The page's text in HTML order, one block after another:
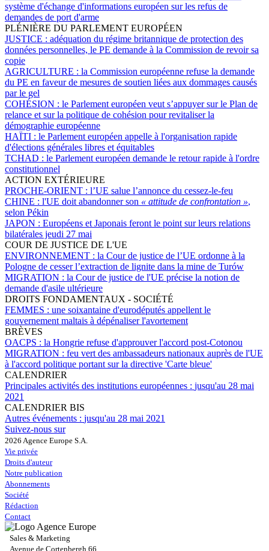
système d'échange d'informations européen sur les refus de
demandes de port d'arme
PLÉNIÈRE DU PARLEMENT EUROPÉEN
JUSTICE : adéquation du régime britannique de protection des
données personnelles, le PE demande à la Commission de revoir sa
copie
AGRICULTURE : la Commission européenne refuse la demande
du PE en faveur de mesures de soutien liées aux dommages causés
par le gel
COHÉSION : le Parlement européen veut s’appuyer sur le Plan de
relance et sur la politique de cohésion pour revitaliser la
démographie européenne
HAÏTI : le Parlement européen appelle à l'organisation rapide
d'élections générales libres et équitables
TCHAD : le Parlement européen demande le retour rapide à l'ordre
constitutionnel
ACTION EXTÉRIEURE
PROCHE-ORIENT : l’UE salue l’annonce du cessez-le-feu
CHINE : l'UE doit abandonner son « attitude de confrontation »,
selon Pékin
JAPON : Européens et Japonais feront le point sur leurs relations
bilatérales jeudi 27 mai
COUR DE JUSTICE DE L'UE
ENVIRONNEMENT : la Cour de justice de l’UE ordonne à la
Pologne de cesser l’extraction de lignite dans la mine de Turów
MIGRATION : la Cour de justice de l'UE précise la notion de
demande d'asile ultérieure
DROITS FONDAMENTAUX - SOCIÉTÉ
FEMMES : une soixantaine d'eurodéputés appellent le
gouvernement maltais à dépénaliser l'avortement
BRÈVES
OACPS : la Hongrie refuse d'approuver l'accord post-Cotonou
MIGRATION : feu vert des ambassadeurs nationaux auprès de l'UE
à l'accord politique portant sur la directive 'Carte bleue'
CALENDRIER
Principales activités des institutions européennes : jusqu'au 28 mai
2021
CALENDRIER BIS
Autres événements : jusqu'au 28 mai 2021
Suivez-nous sur
2026 Agence Europe S.A.
Vie privée
Droits d'auteur
Notre publication
Abonnements
Société
Rédaction
Contact
Sales & Marketing
Avenue de Cortenbergh 66